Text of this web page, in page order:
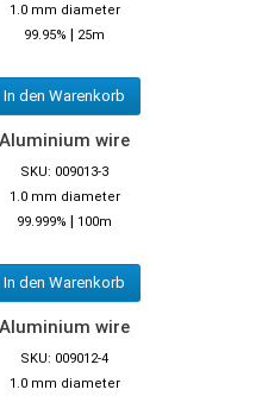
1.0 mm diameter
99.95% | 25m
In den Warenkorb
Aluminium wire
SKU: 009013-3
1.0 mm diameter
99.999% | 100m
In den Warenkorb
Aluminium wire
SKU: 009012-4
1.0 mm diameter